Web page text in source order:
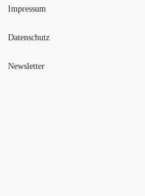
Impressum
Datenschutz
Newsletter